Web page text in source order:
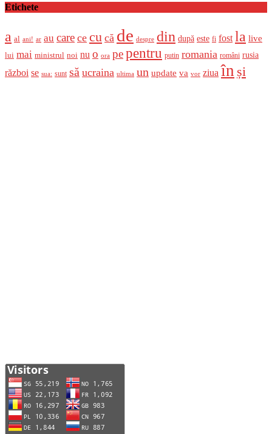
Etichete
a al ani! ar au care ce cu că de despre din după este fi fost la live
lui mai ministrul noi nu o ora pepentru putin romania români rusia
război se sua: sunt să ucraina ultima un update va vor ziua în și